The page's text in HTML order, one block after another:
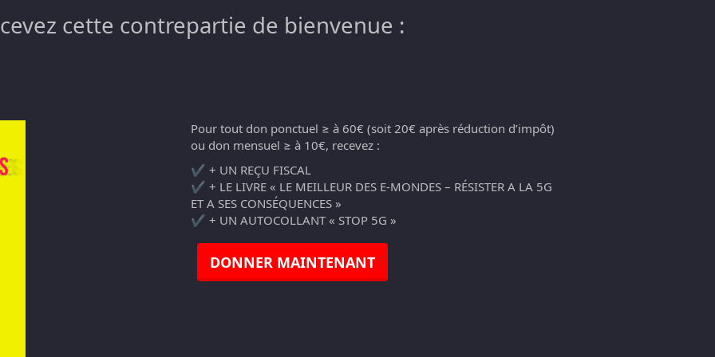
cette contrepartie de bienvenue :
Pour tout don ponctuel ≥ à 60€ (soit 20€ après réduction d’impôt)
ou don mensuel ≥ à 10€, recevez :
✔️ + UN REÇU FISCAL
✔️ + LE LIVRE « LE MEILLEUR DES E-MONDES – RÉSISTER A LA 5G
ET A SES CONSÉQUENCES »
✔️ + UN AUTOCOLLANT « STOP 5G »
DONNER MAINTENANT